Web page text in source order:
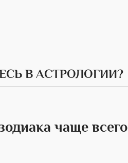
В АСТРОЛОГИИ?
чаще всего